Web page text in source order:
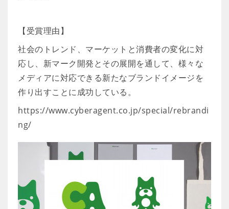
【受賞理由】
社会のトレンド、マーケットと消費者の変化に対
応し、新マーク開発とその展開を通して、様々な
メディアに対応できる新たなブランドイメージを
作り出すことに成功している。
https://www.cyberagent.co.jp/special/rebrandi
ng/